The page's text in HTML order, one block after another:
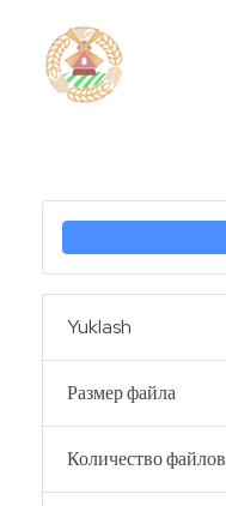
Yuklash
Размер файла
Количество файлов